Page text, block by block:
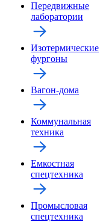
Передвижные
лаборатории
Изотермические
фургоны
Вагон-дома
Коммунальная
техника
Емкостная
спецтехника
Промысловая
спецтехника